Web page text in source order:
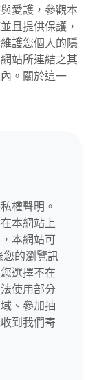
愛護，參觀本
且提供保護，
護您個人的隱
站所連結之其
。關於這一
權聲明。
本網站上
本網站可
的瀏覽訊
選擇不在
使用部分
、參加抽
到我們寄